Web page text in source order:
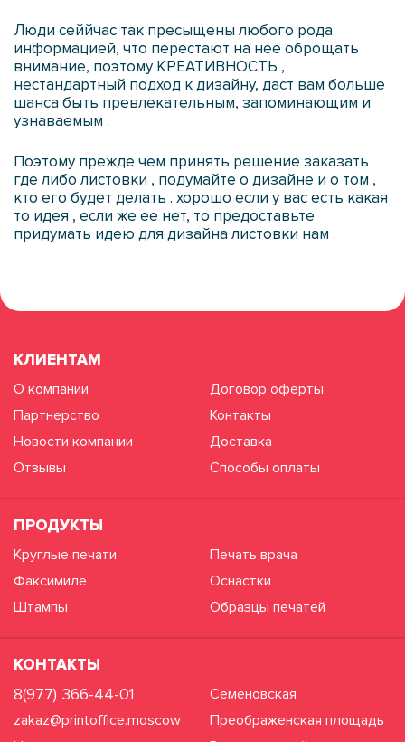
Люди сеййчас так пресыщены любого рода
информацией, что перестают на нее оброщать
внимание, поэтому КРЕАТИВНОСТЬ ,
нестандартный подход к дизайну, даст вам больше
шанса быть превлекательным, запоминающим и
узнаваемым .
Поэтому прежде чем принять решение заказать
где либо листовки , подумайте о дизайне и о том ,
кто его будет делать . хорошо если у вас есть какая
то идея , если же ее нет, то предоставьте
придумать идею для дизайна листовки нам .
КЛИЕНТАМ
О компании
Партнерство
Новости компании
Отзывы
Договор оферты
Контакты
Доставка
Способы оплаты
ПРОДУКТЫ
Круглые печати
Факсимиле
Штампы
Печать врача
Оснастки
Образцы печатей
КОНТАКТЫ
8(977) 366-44-01
zakaz@printoffice.moscow
Семеновская
Преображенская площадь